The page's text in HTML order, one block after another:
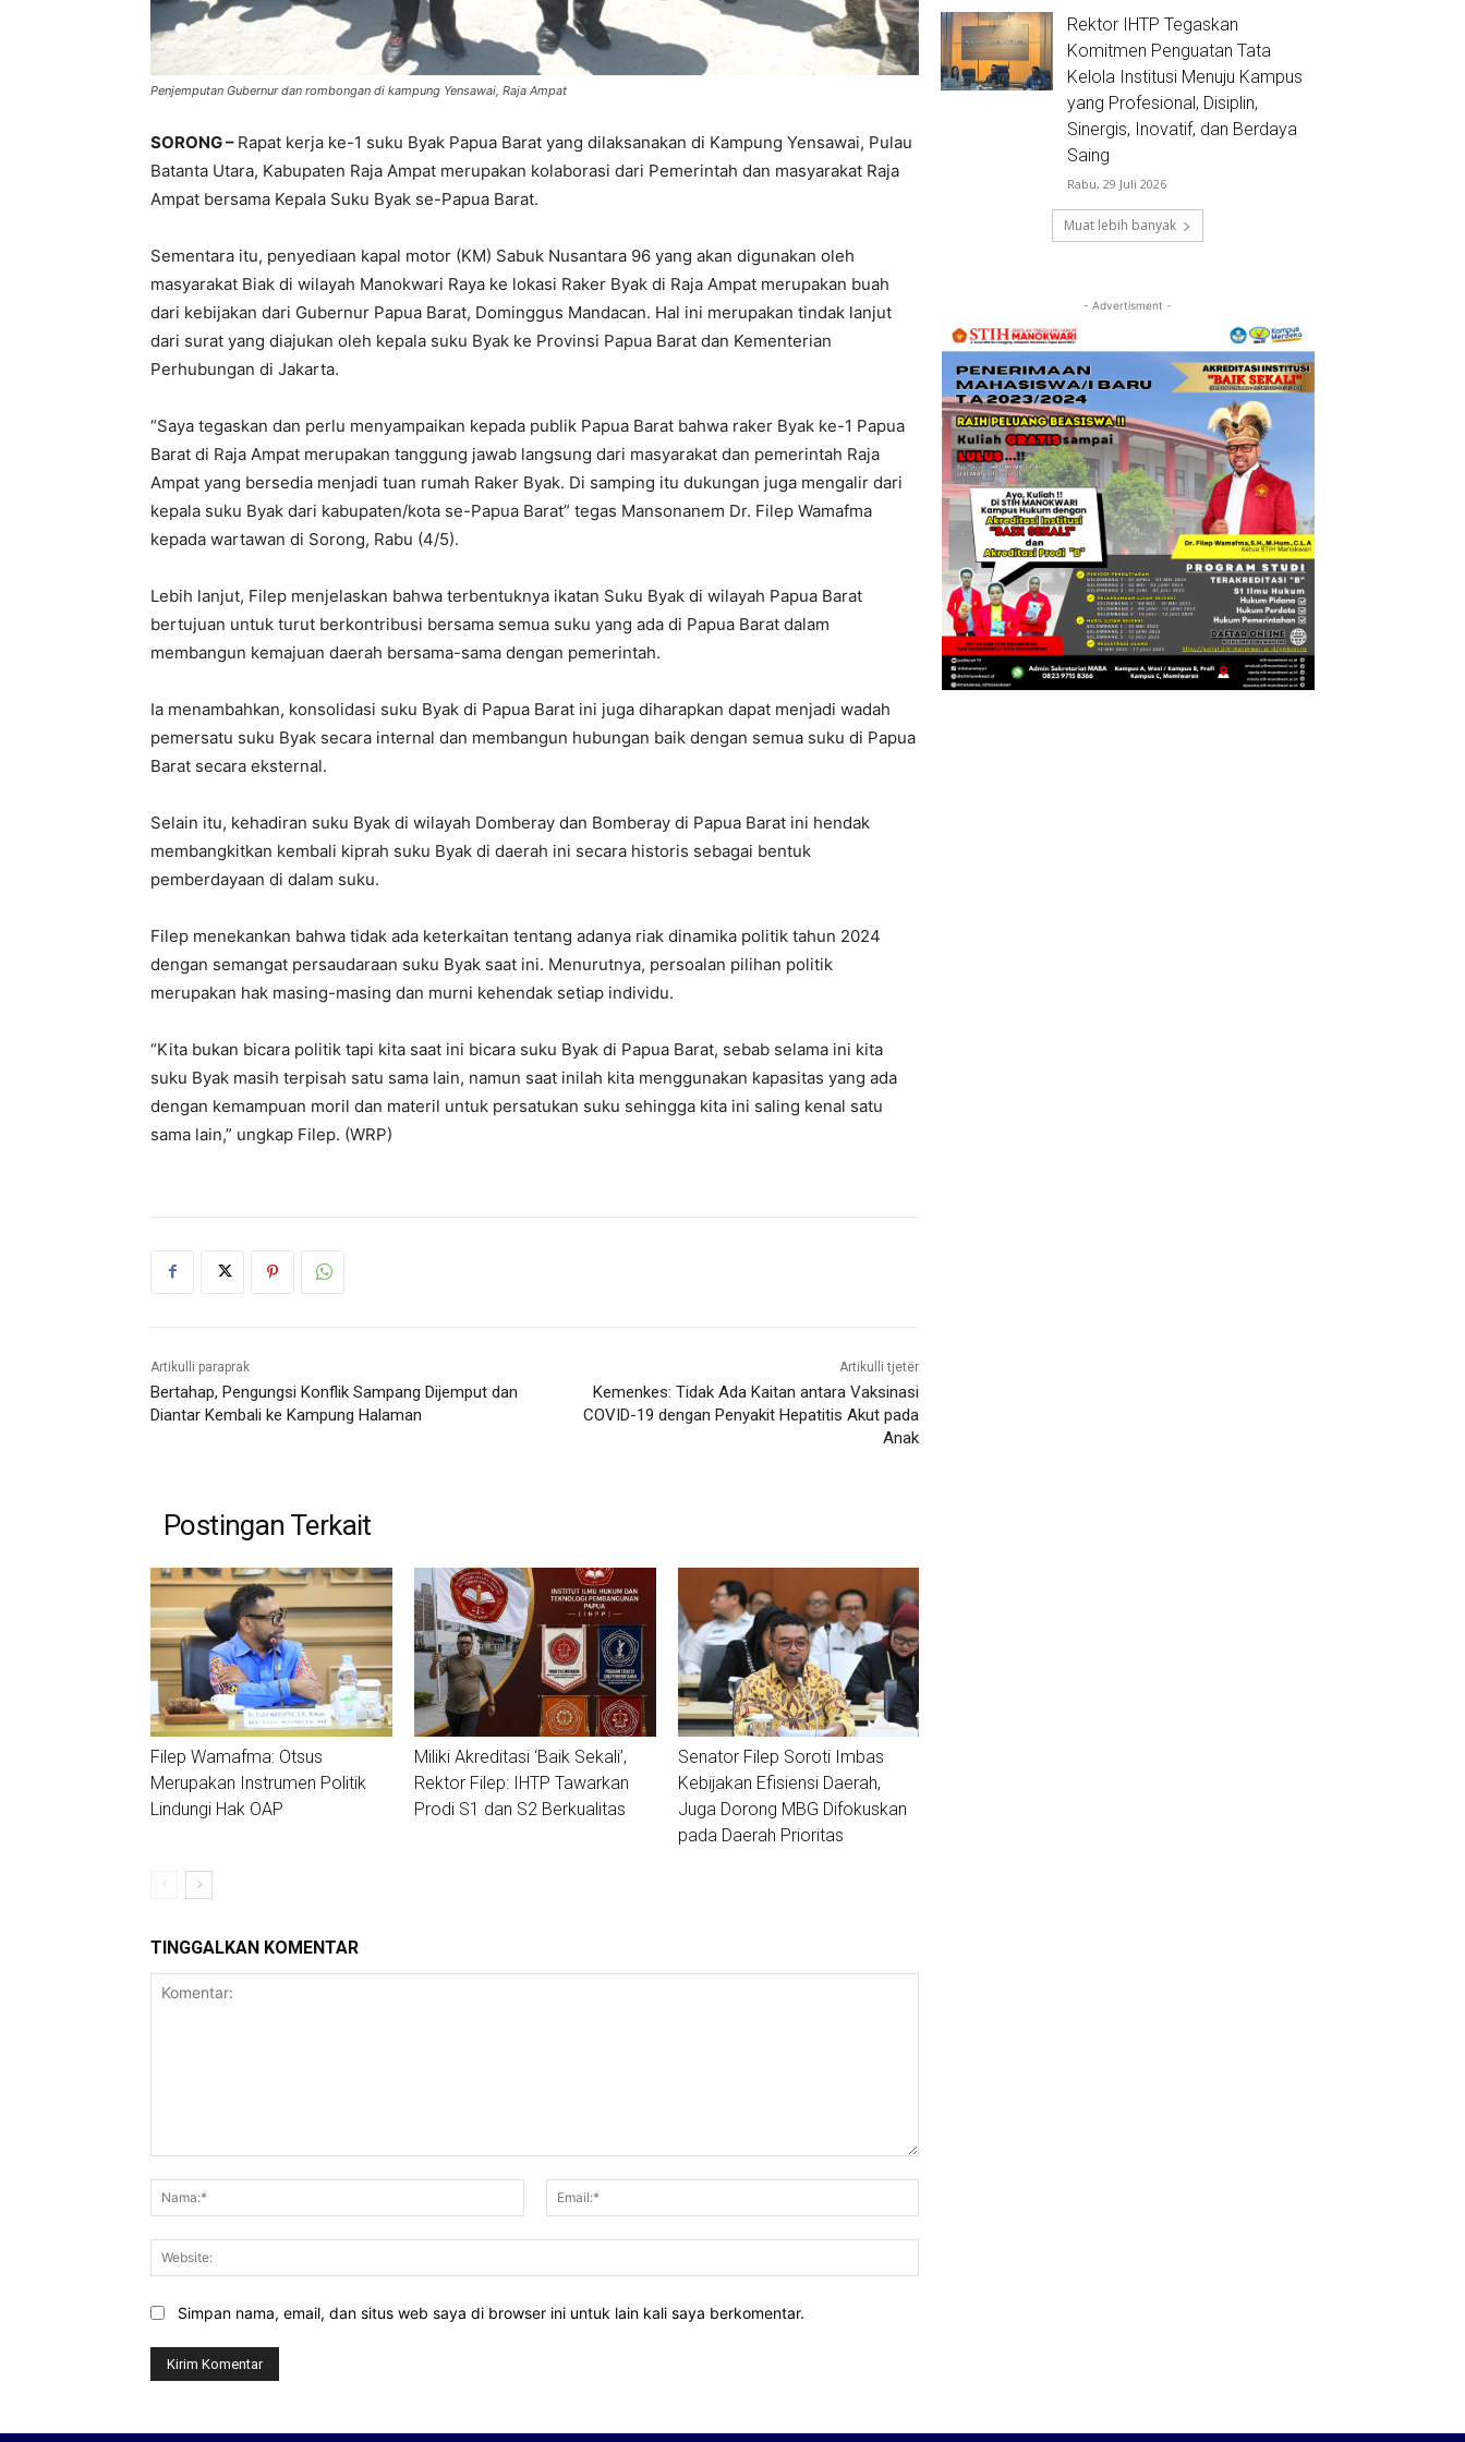
Penjemputan Gubernur dan rombongan di kampung Yensawai, Raja Ampat
SORONG – Rapat kerja ke-1 suku Byak Papua Barat yang dilaksanakan di Kampung Yensawai, Pulau
Batanta Utara, Kabupaten Raja Ampat merupakan kolaborasi dari Pemerintah dan masyarakat Raja
Ampat bersama Kepala Suku Byak se-Papua Barat.
Sementara itu, penyediaan kapal motor (KM) Sabuk Nusantara 96 yang akan digunakan oleh
masyarakat Biak di wilayah Manokwari Raya ke lokasi Raker Byak di Raja Ampat merupakan buah
dari kebijakan dari Gubernur Papua Barat, Dominggus Mandacan. Hal ini merupakan tindak lanjut
dari surat yang diajukan oleh kepala suku Byak ke Provinsi Papua Barat dan Kementerian
Perhubungan di Jakarta.
“Saya tegaskan dan perlu menyampaikan kepada publik Papua Barat bahwa raker Byak ke-1 Papua
Barat di Raja Ampat merupakan tanggung jawab langsung dari masyarakat dan pemerintah Raja
Ampat yang bersedia menjadi tuan rumah Raker Byak. Di samping itu dukungan juga mengalir dari
kepala suku Byak dari kabupaten/kota se-Papua Barat” tegas Mansonanem Dr. Filep Wamafma
kepada wartawan di Sorong, Rabu (4/5).
Lebih lanjut, Filep menjelaskan bahwa terbentuknya ikatan Suku Byak di wilayah Papua Barat
bertujuan untuk turut berkontribusi bersama semua suku yang ada di Papua Barat dalam
membangun kemajuan daerah bersama-sama dengan pemerintah.
Ia menambahkan, konsolidasi suku Byak di Papua Barat ini juga diharapkan dapat menjadi wadah
pemersatu suku Byak secara internal dan membangun hubungan baik dengan semua suku di Papua
Barat secara eksternal.
Selain itu, kehadiran suku Byak di wilayah Domberay dan Bomberay di Papua Barat ini hendak
membangkitkan kembali kiprah suku Byak di daerah ini secara historis sebagai bentuk
pemberdayaan di dalam suku.
Filep menekankan bahwa tidak ada keterkaitan tentang adanya riak dinamika politik tahun 2024
dengan semangat persaudaraan suku Byak saat ini. Menurutnya, persoalan pilihan politik
merupakan hak masing-masing dan murni kehendak setiap individu.
“Kita bukan bicara politik tapi kita saat ini bicara suku Byak di Papua Barat, sebab selama ini kita
suku Byak masih terpisah satu sama lain, namun saat inilah kita menggunakan kapasitas yang ada
dengan kemampuan moril dan materil untuk persatukan suku sehingga kita ini saling kenal satu
sama lain,” ungkap Filep. (WRP)
Artikulli paraprak
Bertahap, Pengungsi Konflik Sampang Dijemput dan
Diantar Kembali ke Kampung Halaman
Artikulli tjetër
Kemenkes: Tidak Ada Kaitan antara Vaksinasi
COVID-19 dengan Penyakit Hepatitis Akut pada
Anak
Postingan Terkait
Filep Wamafma: Otsus
Merupakan Instrumen Politik
Lindungi Hak OAP
Miliki Akreditasi ‘Baik Sekali’,
Rektor Filep: IHTP Tawarkan
Prodi S1 dan S2 Berkualitas
Senator Filep Soroti Imbas
Kebijakan Efisiensi Daerah,
Juga Dorong MBG Difokuskan
pada Daerah Prioritas
TINGGALKAN KOMENTAR
Nama:*
Simpan nama, email, dan situs web saya di browser ini untuk lain kali saya berkomentar.
Rektor IHTP Tegaskan
Komitmen Penguatan Tata
Kelola Institusi Menuju Kampus
yang Profesional, Disiplin,
Sinergis, Inovatif, dan Berdaya
Saing
Rabu, 29 Juli 2026
Muat lebih banyak
- Advertisment -